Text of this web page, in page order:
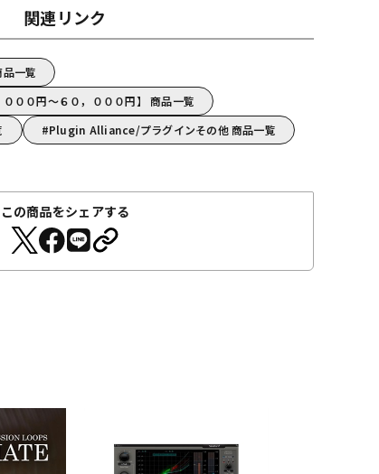
関連リンク
一覧
０円～６０，０００円】 商品一覧
Plugin Alliance/プラグインその他 商品一覧
この商品をシェアする